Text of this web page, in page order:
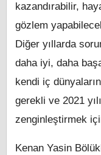
kazandırabilir,
gözlem
Diğer yıllarda
daha iyi, daha
kendi iç
gerekli ve 2021
zenginleştirmek
Kenan Yasin